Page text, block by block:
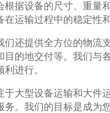
根据设备的尺寸、重量
运输过程中的稳定性
提供全方位的物流支
目的地交付等。我们与
进行。
型设备运输和大件运
务。我们的目标是成为